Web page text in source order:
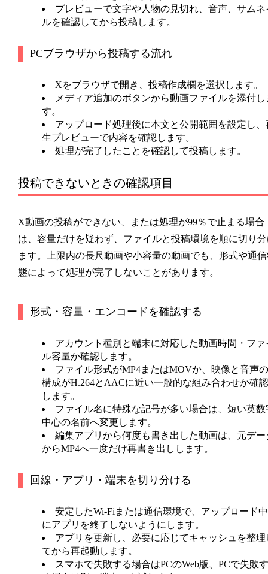
プレビューで文字や人物の見切れ、音声、サムネ
ルを確認してから投稿します。
PCブラウザから投稿する流れ
Xをブラウザで開き、投稿作成欄を選択します。
メディア追加のボタンから動画ファイルを添付し
す。
アップロード処理後に本文と公開範囲を設定し、
生プレビューで内容を確認します。
処理が完了したことを確認して投稿します。
投稿できないときの確認項目
X動画の投稿ができない、または処理が99％で止まる場合
は、容量だけを疑わず、ファイルと投稿環境を順に切り
ます。上限内の長尺動画や小容量の動画でも、形式や通
態によって処理が完了しないことがあります。
形式・容量・エンコードを確認する
アカウント種別と端末に対応した動画時間・ファ
ル容量か確認します。
ファイル形式がMP4またはMOVか、映像と音声の
構成がH.264とAACに近い一般的な組み合わせか確認
します。
ファイル名に特殊な記号が多い場合は、短い英数
中心の名前へ変更します。
編集アプリから何度も書き出した動画は、元デー
からMP4へ一度だけ再書き出しします。
回線・アプリ・端末を切り分ける
安定したWi-Fiまたは通信環境で、アップロード中
にアプリを終了しないようにします。
アプリを更新し、必要に応じてキャッシュを整理
てから再起動します。
スマホで失敗する場合はPCのWeb版、PCで失敗す